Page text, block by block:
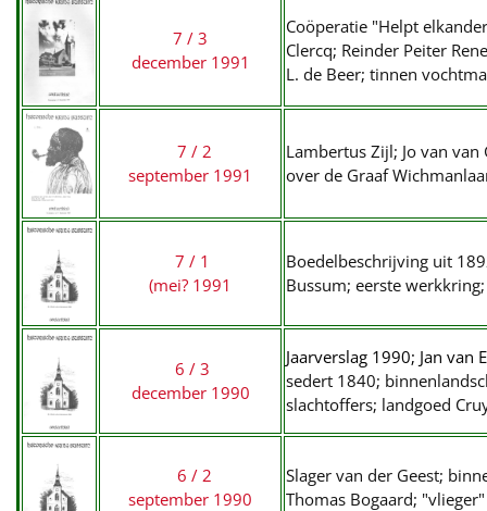
7 / 3
december 1991
Coöperatie "Helpt
Clercq; Reinder Peiter
L. de Beer; tinnen
7 / 2
september 1991
Lambertus Zijl; Jo van
over de Graaf
7 / 1
(mei? 1991
Boedelbeschrijving uit
Bussum; eerste
6 / 3
december 1990
Jaarverslag 1990; Jan
sedert 1840;
slachtoffers; landgoed
6 / 2
september 1990
Slager van der Geest;
Thomas Bogaard; "vlieger"